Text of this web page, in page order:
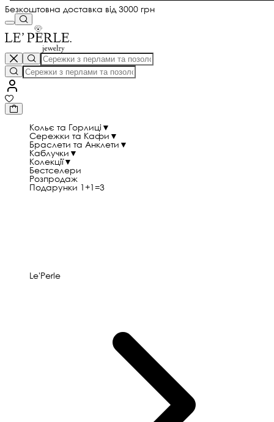
Безкоштовна доставка від 3000 грн
Кольє та Горлиці ▼
Сережки та Кафи ▼
Браслети та Анклети ▼
Каблучки ▼
Колекції▼
Бестселери
Розпродаж
Подарунки 1+1=3
Le'Perle